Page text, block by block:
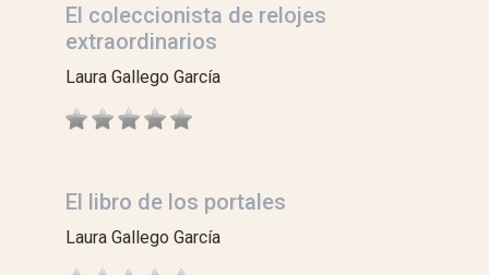
El coleccionista de relojes
extraordinarios
Laura Gallego García
El libro de los portales
Laura Gallego García